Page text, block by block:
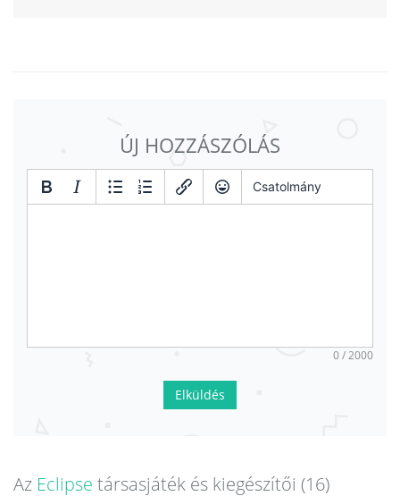
ÚJ HOZZÁSZÓLÁS
Csatolmány
0 / 2000
Elküldés
Az Eclipse társasjáték és kiegészítői (16)